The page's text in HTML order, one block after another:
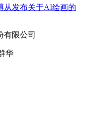
从发布关于AI绘画的
华